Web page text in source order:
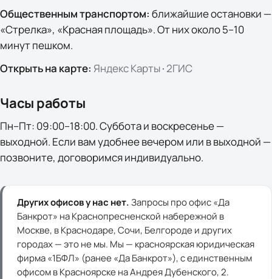
Общественным транспортом: ближайшие остановки —
«Стрелка», «Красная площадь». От них около 5–10
минут пешком.
Открыть на карте: Яндекс Карты· 2ГИС
Часы работы
Пн–Пт: 09:00–18:00. Суббота и воскресенье —
выходной. Если вам удобнее вечером или в выходной —
позвоните, договоримся индивидуально.
Других офисов у нас нет.Запросы про офис «Да
Банкрот» на Краснопресненской набережной в
Москве, в Краснодаре, Сочи, Белгороде и других
городах — это не мы. Мы — красноярская юридическая
фирма «1БФЛ» (ранее «Да Банкрот»), с единственным
офисом в Красноярске на Андрея Дубенского, 2.